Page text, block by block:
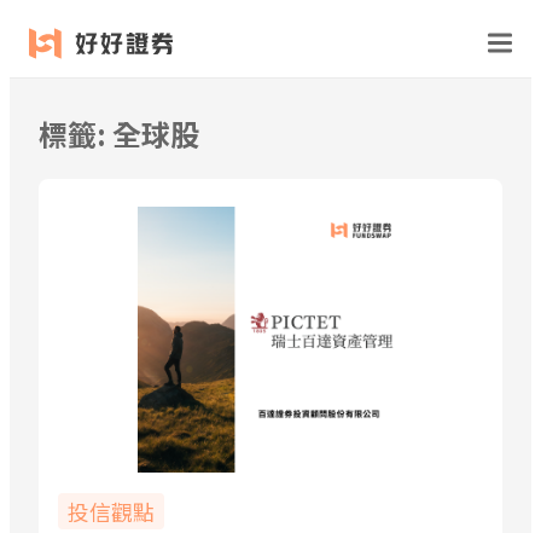
跳
至
標籤: 全球股
投信觀點